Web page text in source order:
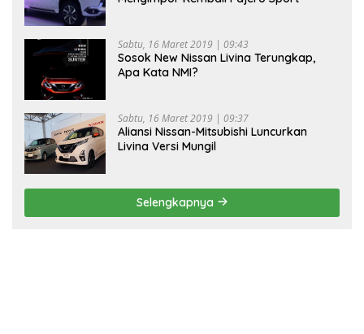
Sabtu, 16 Maret 2019 | 09:43
Sosok New Nissan Livina Terungkap,
Apa Kata NMI?
Sabtu, 16 Maret 2019 | 09:37
Aliansi Nissan-Mitsubishi Luncurkan
Livina Versi Mungil
Selengkapnya